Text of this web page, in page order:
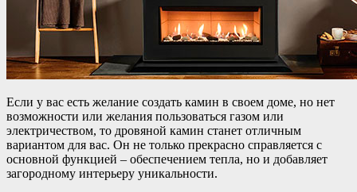
Если у вас есть желание создать камин в своем доме, но нет
возможности или желания пользоваться газом или
электричеством, то дровяной камин станет отличным
вариантом для вас. Он не только прекрасно справляется с
основной функцией – обеспечением тепла, но и добавляет
загородному интерьеру уникальности.